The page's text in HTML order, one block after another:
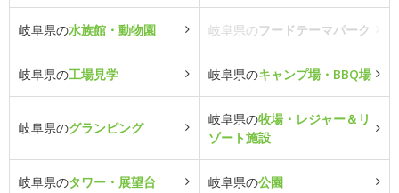
岐阜県の水族館・動物園 岐阜県のフードテーマパーク
岐阜県の工場見学 岐阜県のキャンプ場・BBQ場
岐阜県のグランピング
岐阜県の牧場・レジャー＆リ
ゾート施設
岐阜県のタワー・展望台 岐阜県の公園